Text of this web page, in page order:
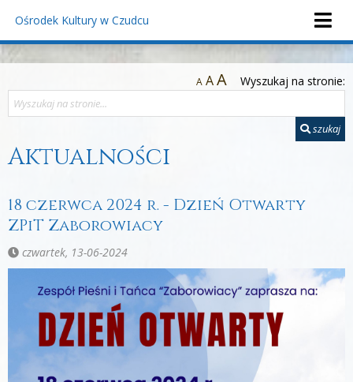
Ośrodek Kultury w Czudcu
A AA Wyszukaj na stronie:
szukaj
Aktualności
18 czerwca 2024 r. - Dzień Otwarty
ZPiT Zaborowiacy
czwartek, 13-06-2024